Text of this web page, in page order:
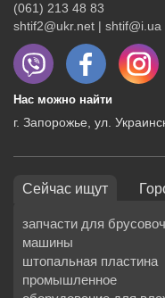
(061) 213 48 83
shtif2@ukr.net | shtif@i.ua
Нас можно найти
г. Запорожье, ул.
Сейчас ищут
запчасти для
машины
штопальная пластина
промышленное